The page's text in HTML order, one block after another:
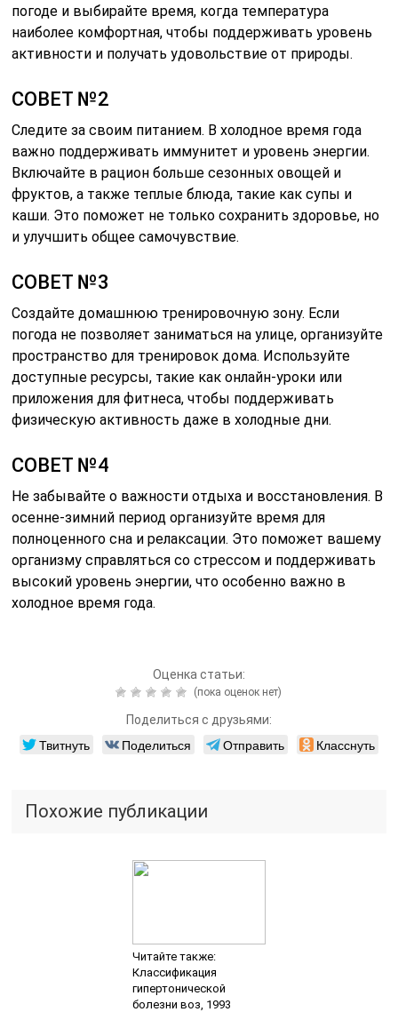
погоде и выбирайте время, когда температура
наиболее комфортная, чтобы поддерживать уровень
активности и получать удовольствие от природы.
СОВЕТ №2
Следите за своим питанием. В холодное время года
важно поддерживать иммунитет и уровень энергии.
Включайте в рацион больше сезонных овощей и
фруктов, а также теплые блюда, такие как супы и
каши. Это поможет не только сохранить здоровье, но
и улучшить общее самочувствие.
СОВЕТ №3
Создайте домашнюю тренировочную зону. Если
погода не позволяет заниматься на улице, организуйте
пространство для тренировок дома. Используйте
доступные ресурсы, такие как онлайн-уроки или
приложения для фитнеса, чтобы поддерживать
физическую активность даже в холодные дни.
СОВЕТ №4
Не забывайте о важности отдыха и восстановления. В
осенне-зимний период организуйте время для
полноценного сна и релаксации. Это поможет вашему
организму справляться со стрессом и поддерживать
высокий уровень энергии, что особенно важно в
холодное время года.
Оценка статьи:
(пока оценок нет)
Поделиться с друзьями:
Твитнуть Поделиться Отправить Класснуть
Похожие публикации
Читайте также:
Классификация
гипертонической
болезни воз, 1993